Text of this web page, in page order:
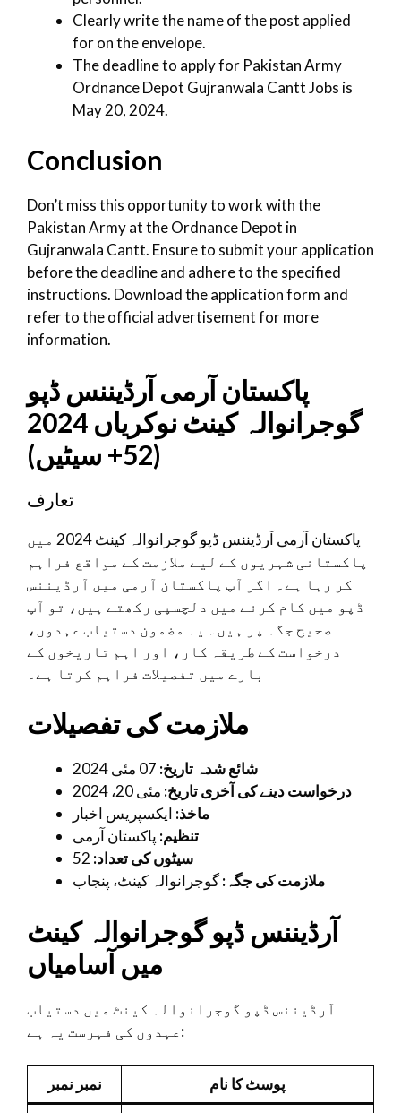
Clearly write the name of the post applied
for on the envelope.
The deadline to apply for Pakistan Army
Ordnance Depot Gujranwala Cantt Jobs is
May 20, 2024.
Conclusion
Don’t miss this opportunity to work with the
Pakistan Army at the Ordnance Depot in
Gujranwala Cantt. Ensure to submit your application
before the deadline and adhere to the specified
instructions. Download the application form and
refer to the official advertisement for more
information.
پاکستان آرمی آرڈیننس ڈپو
گوجرانوالہ کینٹ نوکریاں 2024
(52+ سیٹیں)
تعارف
پاکستان آرمی آرڈیننس ڈپو گوجرانوالہ کینٹ 2024 میں
پاکستانی شہریوں کے لیے ملازمت کے مواقع فراہم
کر رہا ہے۔ اگر آپ پاکستان آرمی میں آرڈیننس
ڈپو میں کام کرنے میں دلچسپی رکھتے ہیں، تو آپ
صحیح جگہ پر ہیں۔ یہ مضمون دستیاب عہدوں،
درخواست کے طریقہ کار، اور اہم تاریخوں کے
بارے میں تفصیلات فراہم کرتا ہے۔
ملازمت کی تفصیلات
شائع شدہ تاریخ:
درخواست دینے کی آخری تاریخ: مئی 20، 2024
ماخذ: ایکسپریس اخبار
تنظیم: پاکستان آرمی
سیٹوں کی تعداد:
ملازمت کی جگہ:گوجرانوالہ کینٹ، پنجاب
آرڈیننس ڈپو گوجرانوالہ کینٹ
میں آسامیاں
آرڈیننس ڈپو گوجرانوالہ کینٹ میں دستیاب
عہدوں کی فہرست یہ ہے:
نمبر نمبر پوسٹ کا نام